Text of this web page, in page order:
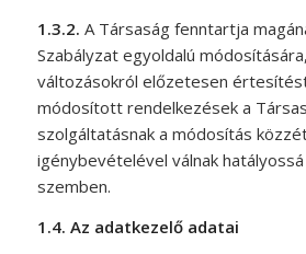
1.3.2. A Társaság fenntartja
Szabályzat egyoldalú
változásokról előzetesen
módosított rendelkezések a
szolgáltatásnak a módosítás
igénybevételével válnak
szemben.
1.4. Az adatkezelő adatai